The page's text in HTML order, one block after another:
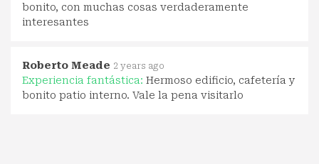
bonito, con muchas cosas verdaderamente
interesantes
Roberto Meade 2 years ago
Experiencia fantástica: Hermoso edificio, cafetería y
bonito patio interno. Vale la pena visitarlo